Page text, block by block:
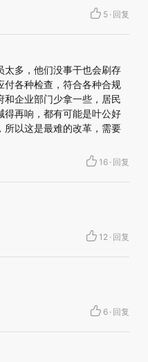
5 · 回复
太多，他们没事干也会刷存
付各种检查，符合各种合规
企业部门少拿一些，居民
得再响，都有可能是叶公好
所以这是最难的改革，需要
16 · 回复
12 · 回复
6 · 回复